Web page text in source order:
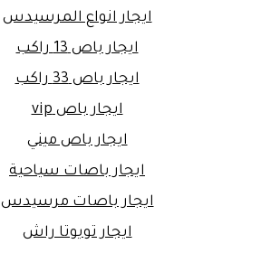
ايجار انواع المرسيدس
ايجار باص 13 راكب
ايجار باص 33 راكب
ايجار باص vip
ايجار باص ميني
ايجار باصات سياحية
ايجار باصات مرسيدس
ايجار تويوتا راش